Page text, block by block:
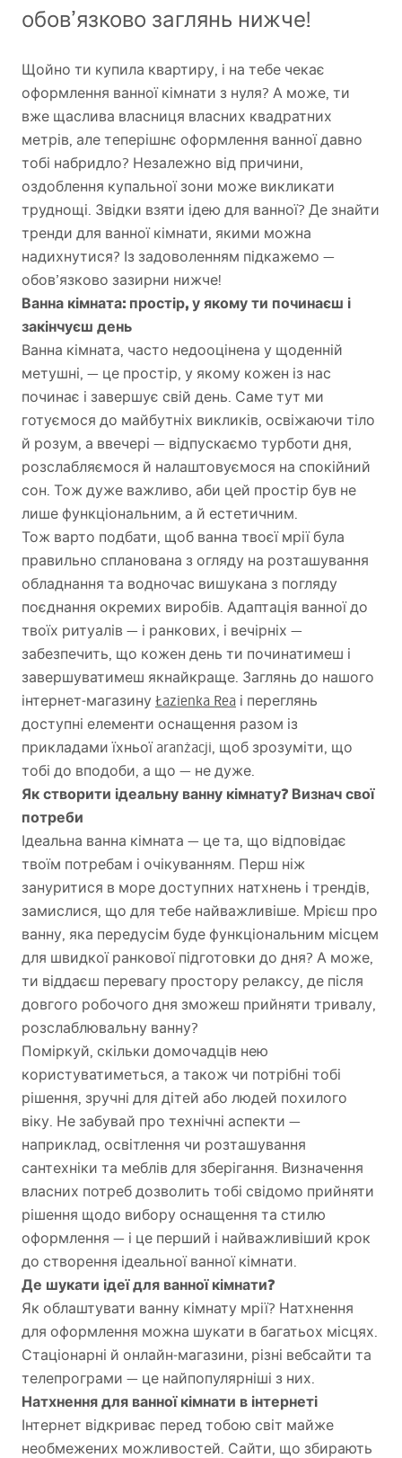
обов’язково заглянь нижче!
Щойно ти купила квартиру, і на тебе чекає
оформлення ванної кімнати з нуля? А може, ти
вже щаслива власниця власних квадратних
метрів, але теперішнє оформлення ванної давно
тобі набридло? Незалежно від причини,
оздоблення купальної зони може викликати
труднощі. Звідки взяти ідею для ванної? Де знайти
тренди для ванної кімнати, якими можна
надихнутися? Із задоволенням підкажемо —
обов’язково зазирни нижче!
Ванна кімната: простір, у якому ти починаєш і
закінчуєш день
Ванна кімната, часто недооцінена у щоденній
метушні, — це простір, у якому кожен із нас
починає і завершує свій день. Саме тут ми
готуємося до майбутніх викликів, освіжаючи тіло
й розум, а ввечері — відпускаємо турботи дня,
розслабляємося й налаштовуємося на спокійний
сон. Тож дуже важливо, аби цей простір був не
лише функціональним, а й естетичним.
Тож варто подбати, щоб ванна твоєї мрії була
правильно спланована з огляду на розташування
обладнання та водночас вишукана з погляду
поєднання окремих виробів. Адаптація ванної до
твоїх ритуалів — і ранкових, і вечірніх —
забезпечить, що кожен день ти починатимеш і
завершуватимеш якнайкраще. Заглянь до нашого
інтернет‑магазину Łazienka Rea і переглянь
доступні елементи оснащення разом із
прикладами їхньої aranżacji, щоб зрозуміти, що
тобі до вподоби, а що — не дуже.
Як створити ідеальну ванну кімнату? Визнач свої
потреби
Ідеальна ванна кімната — це та, що відповідає
твоїм потребам і очікуванням. Перш ніж
зануритися в море доступних натхнень і трендів,
замислися, що для тебе найважливіше. Мрієш про
ванну, яка передусім буде функціональним місцем
для швидкої ранкової підготовки до дня? А може,
ти віддаєш перевагу простору релаксу, де після
довгого робочого дня зможеш прийняти тривалу,
розслаблювальну ванну?
Поміркуй, скільки домочадців нею
користуватиметься, а також чи потрібні тобі
рішення, зручні для дітей або людей похилого
віку. Не забувай про технічні аспекти —
наприклад, освітлення чи розташування
сантехніки та меблів для зберігання. Визначення
власних потреб дозволить тобі свідомо прийняти
рішення щодо вибору оснащення та стилю
оформлення — і це перший і найважливіший крок
до створення ідеальної ванної кімнати.
Де шукати ідеї для ванної кімнати?
Як облаштувати ванну кімнату мрії? Натхнення
для оформлення можна шукати в багатьох місцях.
Стаціонарні й онлайн‑магазини, різні вебсайти та
телепрограми — це найпопулярніші з них.
Натхнення для ванної кімнати в інтернеті
Інтернет відкриває перед тобою світ майже
необмежених можливостей. Сайти, що збирають